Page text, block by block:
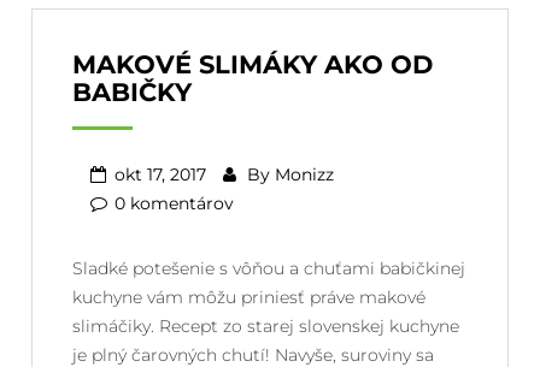
MAKOVÉ SLIMÁKY AKO OD
BABIČKY
okt 17, 2017 By Monizz
0 komentárov
Sladké potešenie s vôňou a chuťami babičkinej
kuchyne vám môžu priniesť práve makové
slimáčiky. Recept zo starej slovenskej kuchyne
je plný čarovných chutí! Navyše, suroviny sa